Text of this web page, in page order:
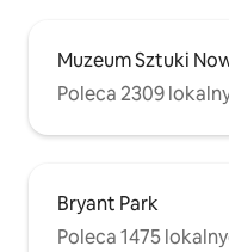
Muzeum Sztuki
Poleca 2309
Bryant Park
Poleca 1475